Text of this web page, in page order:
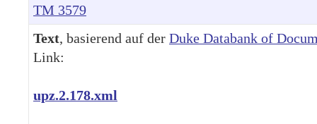
TM 3579
Text, basierend auf der Duke Databank of
Link:
upz.2.178.xml